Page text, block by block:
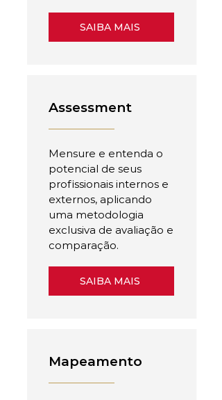
SAIBA MAIS
Assessment
Mensure e entenda o
potencial de seus
profissionais internos e
externos, aplicando
uma metodologia
exclusiva de avaliação e
comparação.
SAIBA MAIS
Mapeamento